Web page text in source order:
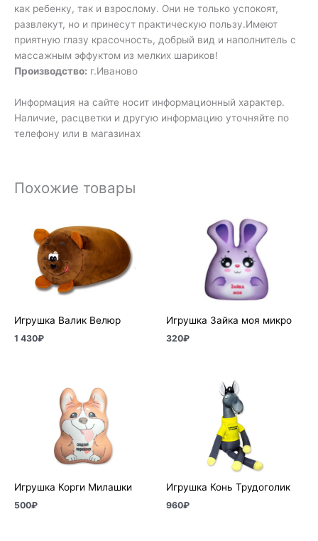
как ребенку, так и взрослому. Они не только успокоят,
развлекут, но и принесут практическую пользу.Имеют
приятную глазу красочность, добрый вид и наполнитель с
массажным эффуктом из мелких шариков!
Производство: г.Иваново
Информация на сайте носит информационный характер.
Наличие, расцветки и другую информацию уточняйте по
телефону или в магазинах
Похожие товары
Игрушка Валик Велюр
1 430₽
Игрушка Зайка моя микро
320₽
Игрушка Корги Милашки
500₽
Игрушка Конь Трудоголик
960₽